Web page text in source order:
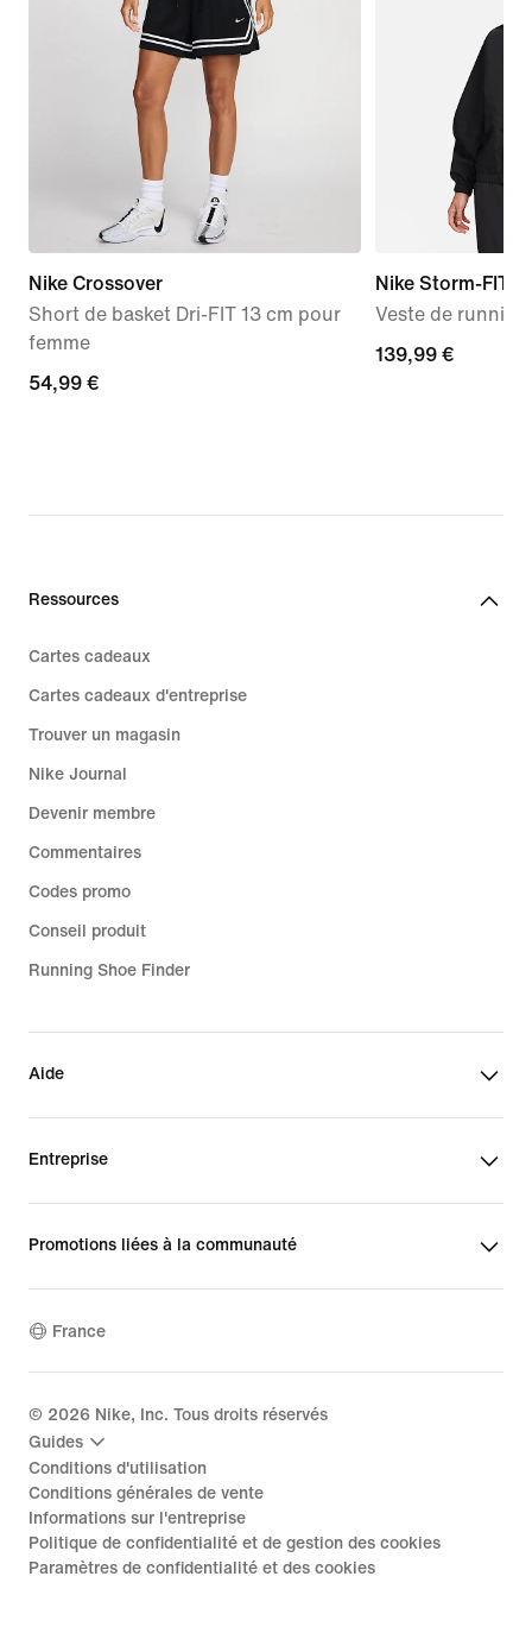
Nike Crossover
Short de basket Dri-FIT 13 cm pour
femme
54,99 €
54,99 €
Nike Storm-FIT
Veste de
139,99 €
139,99 €
Ressources
Cartes cadeaux
Cartes cadeaux d'entreprise
Trouver un magasin
Nike Journal
Devenir membre
Commentaires
Codes promo
Conseil produit
Running Shoe Finder
Aide
Entreprise
Promotions liées à la communauté
France
© 2026 Nike, Inc. Tous droits réservés
Guides
Conditions d'utilisation
Conditions générales de vente
Informations sur l'entreprise
Politique de confidentialité et de gestion des cookies
Paramètres de confidentialité et des cookies